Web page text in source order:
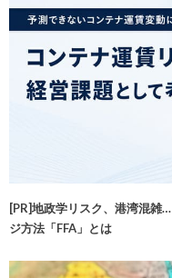
[PR]地政学リスク、港湾混雑
ジ方法「FFA」とは